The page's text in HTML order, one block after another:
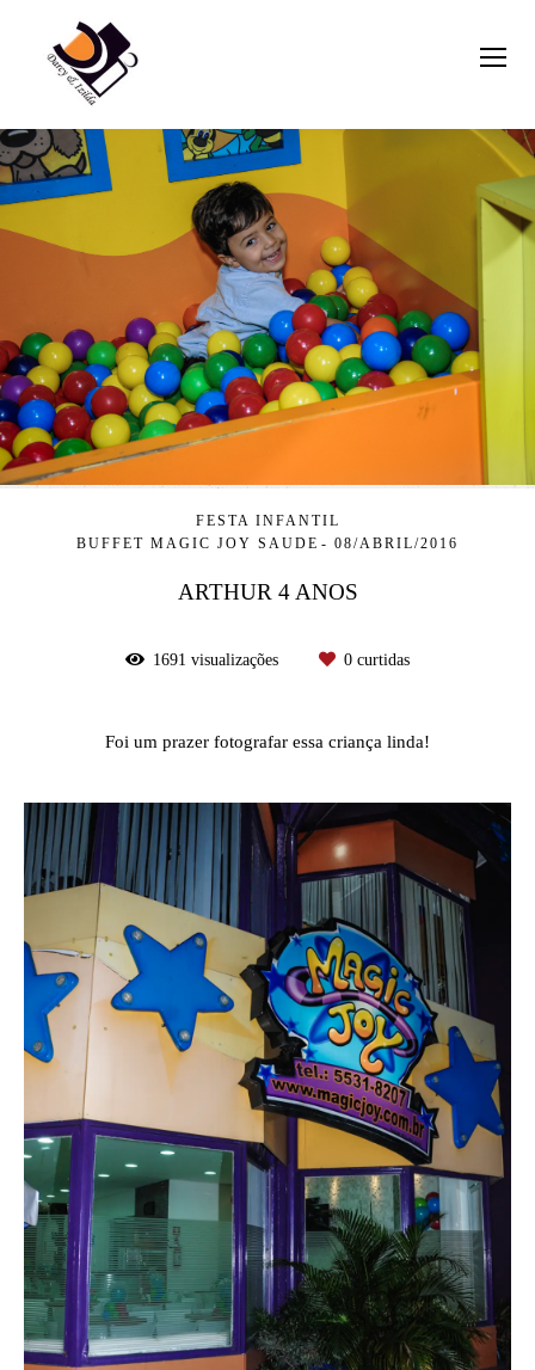
FESTA INFANTIL
BUFFET MAGIC JOY SAUDE
08/ABRIL/2016
ARTHUR 4 ANOS
1691 visualizações 0 curtidas
Foi um prazer fotografar essa criança linda!